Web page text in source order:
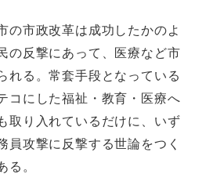
の市政改革は成功したかのよ
の反撃にあって、医療など市
れる。常套手段となっている
コにした福祉・教育・医療へ
取り入れているだけに、いず
員攻撃に反撃する世論をつく
る。